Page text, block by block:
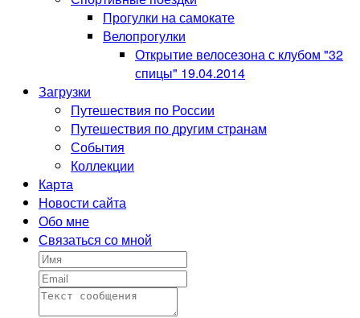
Прогулки на самокате
Велопрогулки
Открытие велосезона с клубом "32
спицы" 19.04.2014
Загрузки
Путешествия по России
Путешествия по другим странам
События
Коллекции
Карта
Новости сайта
Обо мне
Связаться со мной